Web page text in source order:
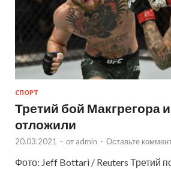
СПОРТ
Третий бой Макгрегора
отложили
20.03.2021 - от admin - Оставьте
Фото: Jeff Bottari / Reuters Третий